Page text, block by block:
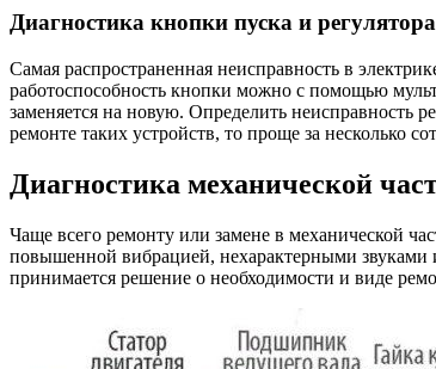
Диагностика кнопки пуска и
Самая распространенная неисправность в
работоспособность кнопки можно с помощью
заменяется на новую. Определить неисправность
ремонте таких устройств, то проще за несколько
Диагностика механической
Чаще всего ремонту или замене в механической
повышенной вибрацией, нехарактерными звуками
принимается решение о необходимости и виде